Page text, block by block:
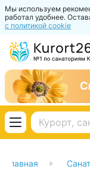
Мы используем
работал удобнее.
с политикой cookie
Главная